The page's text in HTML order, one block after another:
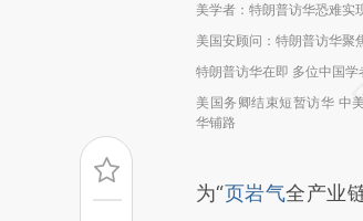
美学者：特朗普访华恐难实
美国安顾问：特朗普访华聚
特朗普访华在即 多位中国学
美国务卿结束短暂访华 中
华铺路
为“页岩气全产业